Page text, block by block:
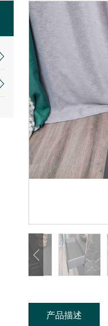
产品描述